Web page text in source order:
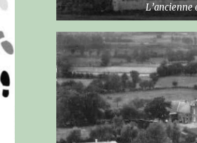
L’ancienne